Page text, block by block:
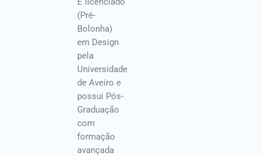
(Pré-
Bolonha)
em Design
pela
Universidade
de Aveiro e
possui Pós-
Graduação
com
formação
avançada